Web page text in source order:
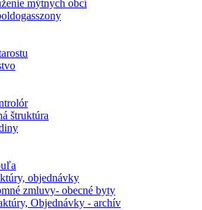
mýtnych obcí
štruktúra
objednávky
zmluvy- obecné byty
Objednávky - archív